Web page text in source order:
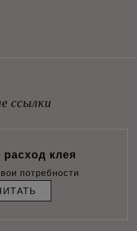
ссылки
расход клея
потребности